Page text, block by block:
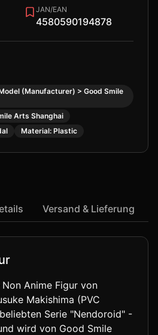
JAN/EAN
4580590194878
(Manufacturer) > Good Smile
Arts Shanghai
Material: Plastic
Versand & Lieferung
Anime Figur von
Makishima (PVC
Serie "Nendoroid" -
wird von Good Smile